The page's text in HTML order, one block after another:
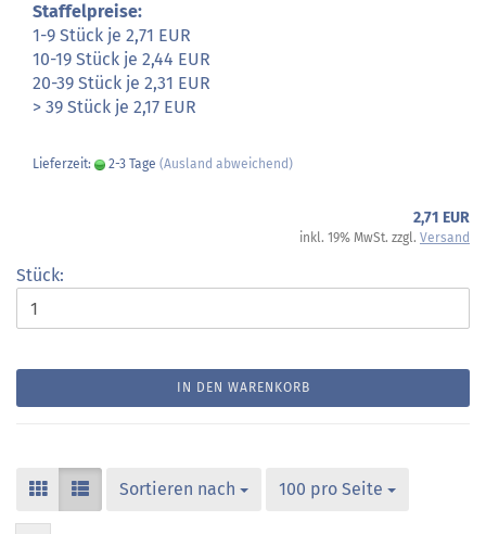
Staffelpreise:
1-9 Stück je 2,71 EUR
10-19 Stück je 2,44 EUR
20-39 Stück je 2,31 EUR
> 39 Stück je 2,17 EUR
Lieferzeit: 2-3 Tage (Ausland abweichend)
2,71 EUR
inkl. 19% MwSt. zzgl. Versand
Stück:
IN DEN WARENKORB
Sortieren nach 100 pro Seite